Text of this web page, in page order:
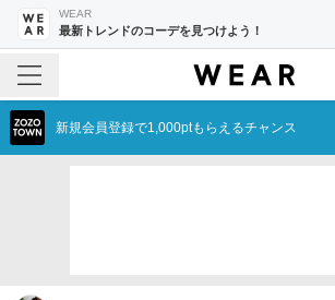
WEAR
最新トレンドのコーデを見つけよう！
新規会員登録で1,000ptもらえるチャンス